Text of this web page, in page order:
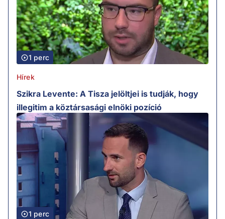
1 perc
Hírek
Szikra Levente: A Tisza jelöltjei is tudják, hogy
illegitim a köztársasági elnöki pozíció
1 perc